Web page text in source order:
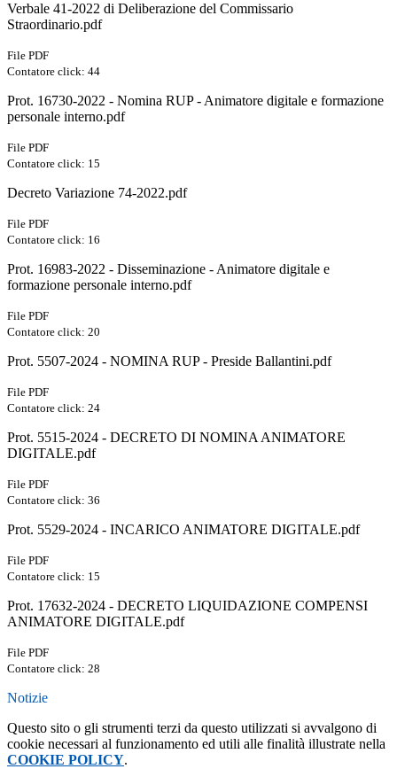
Verbale 41-2022 di Deliberazione del Commissario
Straordinario.pdf
File PDF
Contatore click: 44
Prot. 16730-2022 - Nomina RUP - Animatore digitale e formazione
personale interno.pdf
File PDF
Contatore click: 15
Decreto Variazione 74-2022.pdf
File PDF
Contatore click: 16
Prot. 16983-2022 - Disseminazione - Animatore digitale e
formazione personale interno.pdf
File PDF
Contatore click: 20
Prot. 5507-2024 - NOMINA RUP - Preside Ballantini.pdf
File PDF
Contatore click: 24
Prot. 5515-2024 - DECRETO DI NOMINA ANIMATORE
DIGITALE.pdf
File PDF
Contatore click: 36
Prot. 5529-2024 - INCARICO ANIMATORE DIGITALE.pdf
File PDF
Contatore click: 15
Prot. 17632-2024 - DECRETO LIQUIDAZIONE COMPENSI
ANIMATORE DIGITALE.pdf
File PDF
Contatore click: 28
Notizie
Questo sito o gli strumenti terzi da questo utilizzati si avvalgono di
cookie necessari al funzionamento ed utili alle finalità illustrate nella
COOKIE POLICY.